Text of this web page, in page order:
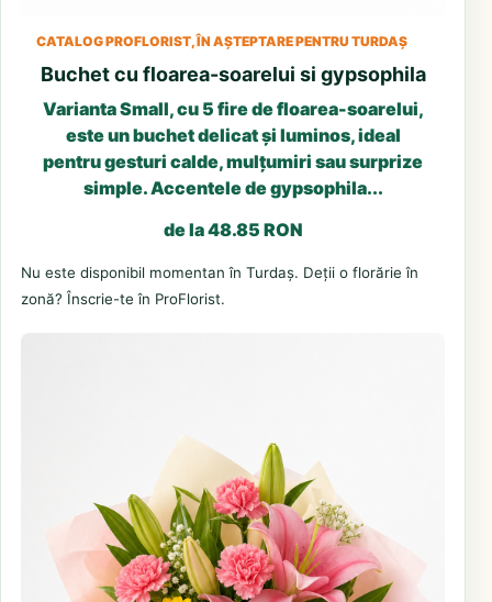
CATALOG PROFLORIST, ÎN AȘTEPTARE PENTRU TURDAȘ
Buchet cu floarea-soarelui si gypsophila
Varianta Small, cu 5 fire de floarea-soarelui,
este un buchet delicat și luminos, ideal
pentru gesturi calde, mulțumiri sau surprize
simple. Accentele de gypsophila...
de la 48.85 RON
Nu este disponibil momentan în Turdaș. Deții o florărie în
zonă? Înscrie-te în ProFlorist.